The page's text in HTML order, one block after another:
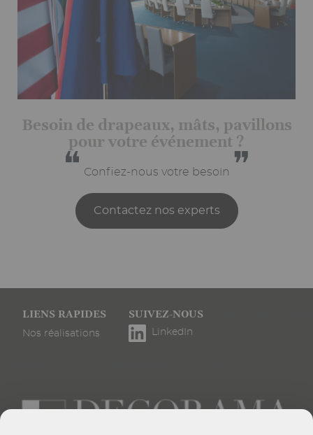
Besoin de drapeaux, mâts, pavillons
pour votre événement ?
❝ Confiez-nous votre besoin ❞
Contactez nos experts
PiedLIENS RAPIDES
Nos réalisations
SUIVEZ-NOUS
LinkedIn